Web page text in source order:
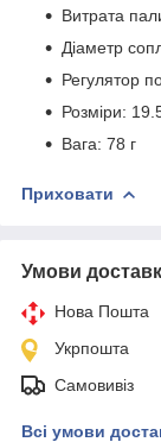
Витрата
Діаметр
Регулятор
Розміри:
Вага: 78 г
Приховати
Умови
Нова Пошта
Укрпошта
Самовивіз
Всі умови